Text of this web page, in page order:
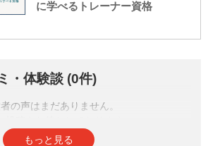
に学べるトレーナー資格
・体験談 (0件)
の声はまだありません。
もっと見る